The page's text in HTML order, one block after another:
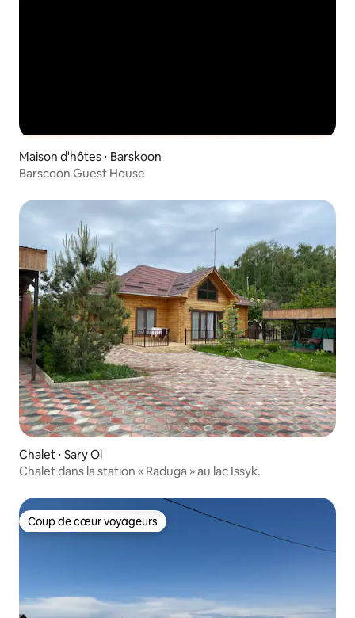
Maison d'hôtes ⋅ Barskoon
Barscoon Guest House
Chalet ⋅ Sary Oi
Chalet dans la station « Raduga » au lac Issyk.
Coup de cœur voyageurs
Coup de cœur voyageurs